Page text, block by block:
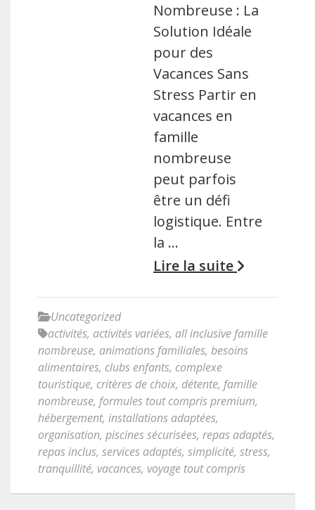
Nombreuse : La
Solution Idéale
pour des
Vacances Sans
Stress Partir en
vacances en
famille
nombreuse
peut parfois
être un défi
logistique. Entre
la …
Lire la suite
Uncategorized
activités, activités variées, all inclusive famille
nombreuse, animations familiales, besoins
alimentaires, clubs enfants, complexe
touristique, critères de choix, détente, famille
nombreuse, formules tout compris premium,
hébergement, installations adaptées,
organisation, piscines sécurisées, repas adaptés,
repas inclus, services adaptés, simplicité, stress,
tranquillité, vacances, voyage tout compris